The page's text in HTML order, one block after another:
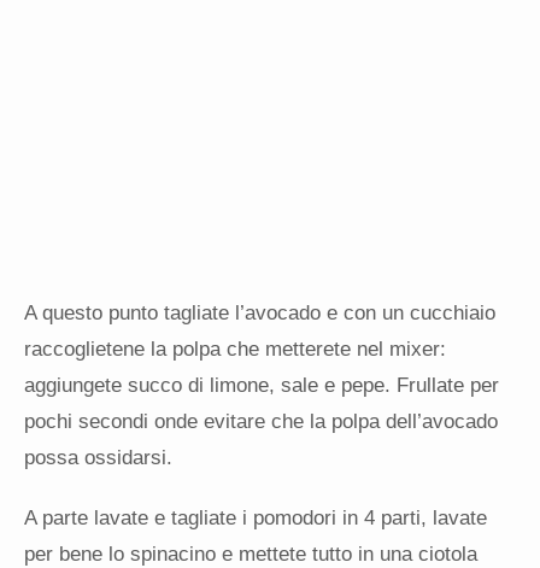
A questo punto tagliate l’avocado e con un cucchiaio
raccoglietene la polpa che metterete nel mixer:
aggiungete succo di limone, sale e pepe. Frullate per
pochi secondi onde evitare che la polpa dell’avocado
possa ossidarsi.
A parte lavate e tagliate i pomodori in 4 parti, lavate
per bene lo spinacino e mettete tutto in una ciotola